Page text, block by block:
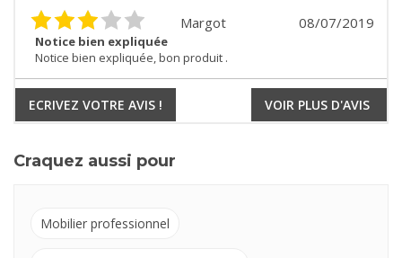
08/07/2019
Margot
Notice bien expliquée
Notice bien expliquée, bon produit .
ECRIVEZ VOTRE AVIS ! VOIR PLUS D'AVIS
Craquez aussi pour
Mobilier professionnel